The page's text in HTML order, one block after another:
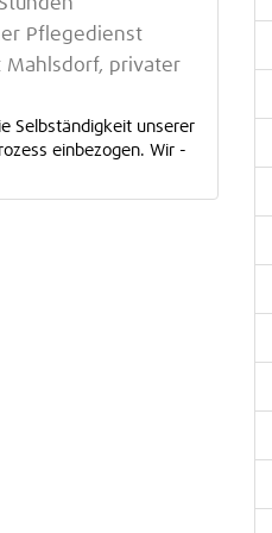
Pflegedienst
Mahlsdorf, privater
Selbständigkeit unserer
einbezogen. Wir -